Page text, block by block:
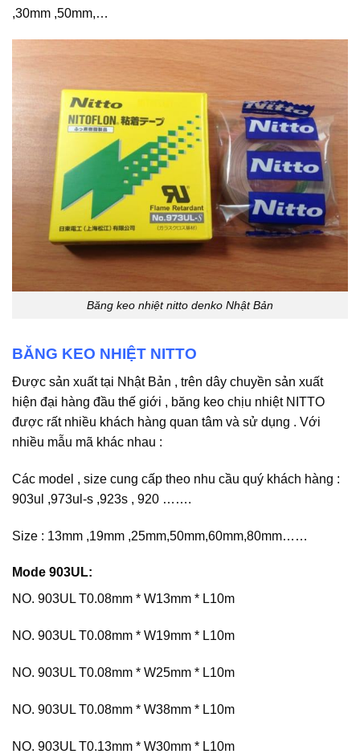
,30mm ,50mm,…
Băng keo nhiệt nitto denko Nhật Bản
BĂNG KEO NHIỆT NITTO
Được sản xuất tại Nhật Bản , trên dây chuyền sản xuất
hiện đại hàng đầu thế giới , băng keo chịu nhiệt NITTO
được rất nhiều khách hàng quan tâm và sử dụng . Với
nhiều mẫu mã khác nhau :
Các model , size cung cấp theo nhu cầu quý khách hàng :
903ul ,973ul-s ,923s , 920 …….
Size : 13mm ,19mm ,25mm,50mm,60mm,80mm……
Mode 903UL:
NO. 903UL T0.08mm * W13mm * L10m
NO. 903UL T0.08mm * W19mm * L10m
NO. 903UL T0.08mm * W25mm * L10m
NO. 903UL T0.08mm * W38mm * L10m
NO. 903UL T0.13mm * W30mm * L10m